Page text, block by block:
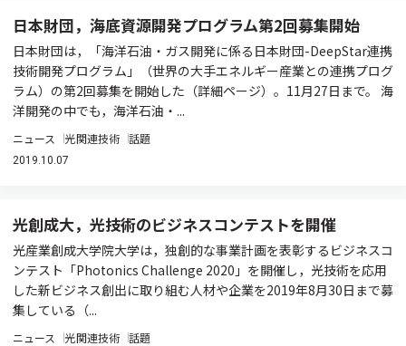
日本財団，海底資源開発プログラム第2回募集開始
日本財団は，「海洋石油・ガス開発に係る日本財団-DeepStar連携
技術開発プログラム」（世界の大手エネルギー産業との連携プログ
ラム）の第2回募集を開始した（詳細ページ）。11月27日まで。 海
洋開発の中でも，海洋石油・...
ニュース 光関連技術 話題
2019.10.07
光創成大，光技術のビジネスコンテストを開催
光産業創成大学院大学は，独創的な事業計画を表彰するビジネスコ
ンテスト「Photonics Challenge 2020」を開催し，光技術を応用
した新ビジネス創出に取り組む人材や企業を2019年8月30日まで募
集している（...
ニュース 光関連技術 話題